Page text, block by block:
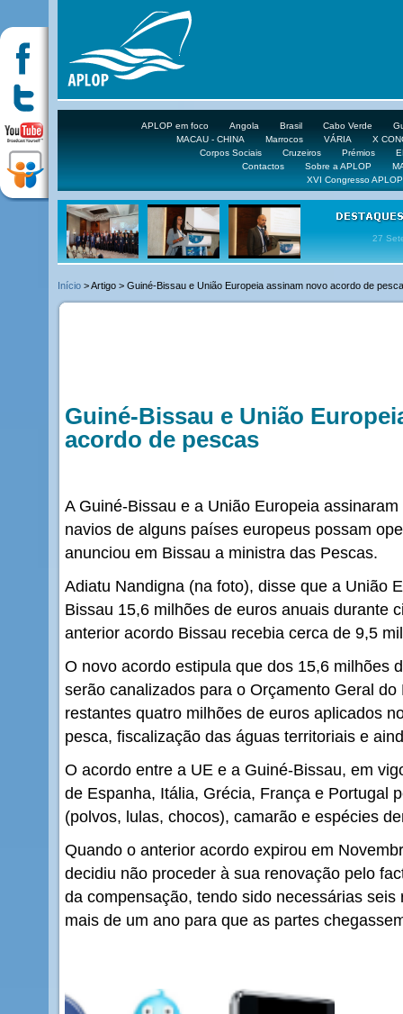
APLOP em foco Angola Brasil Cabo Verde
MACAU - CHINA
Marrocos VÁRIA
X
Corpos Sociais
Cruzeiros Prémios
Contactos
Sobre a APLOP
XVI Congresso APLOP
16 DE
Início > Artigo > Guiné-Bissau e União Europeia assinam novo acordo de
Guiné-Bissau e União
acordo de pescas
A Guiné-Bissau e a União Europeia
navios de alguns países europeus possam
anunciou em Bissau a ministra das Pescas.
Adiatu Nandigna (na foto), disse que a União
Bissau 15,6 milhões de euros anuais durante
anterior acordo Bissau recebia cerca de 9,5
O novo acordo estipula que dos 15,6 milhões
serão canalizados para o Orçamento Geral
restantes quatro milhões de euros aplicados
pesca, fiscalização das águas territoriais e
O acordo entre a UE e a Guiné-Bissau, em
de Espanha, Itália, Grécia, França e Portugal
(polvos, lulas, chocos), camarão e espécies
Quando o anterior acordo expirou em
decidiu não proceder à sua renovação pelo
da compensação, tendo sido necessárias
mais de um ano para que as partes